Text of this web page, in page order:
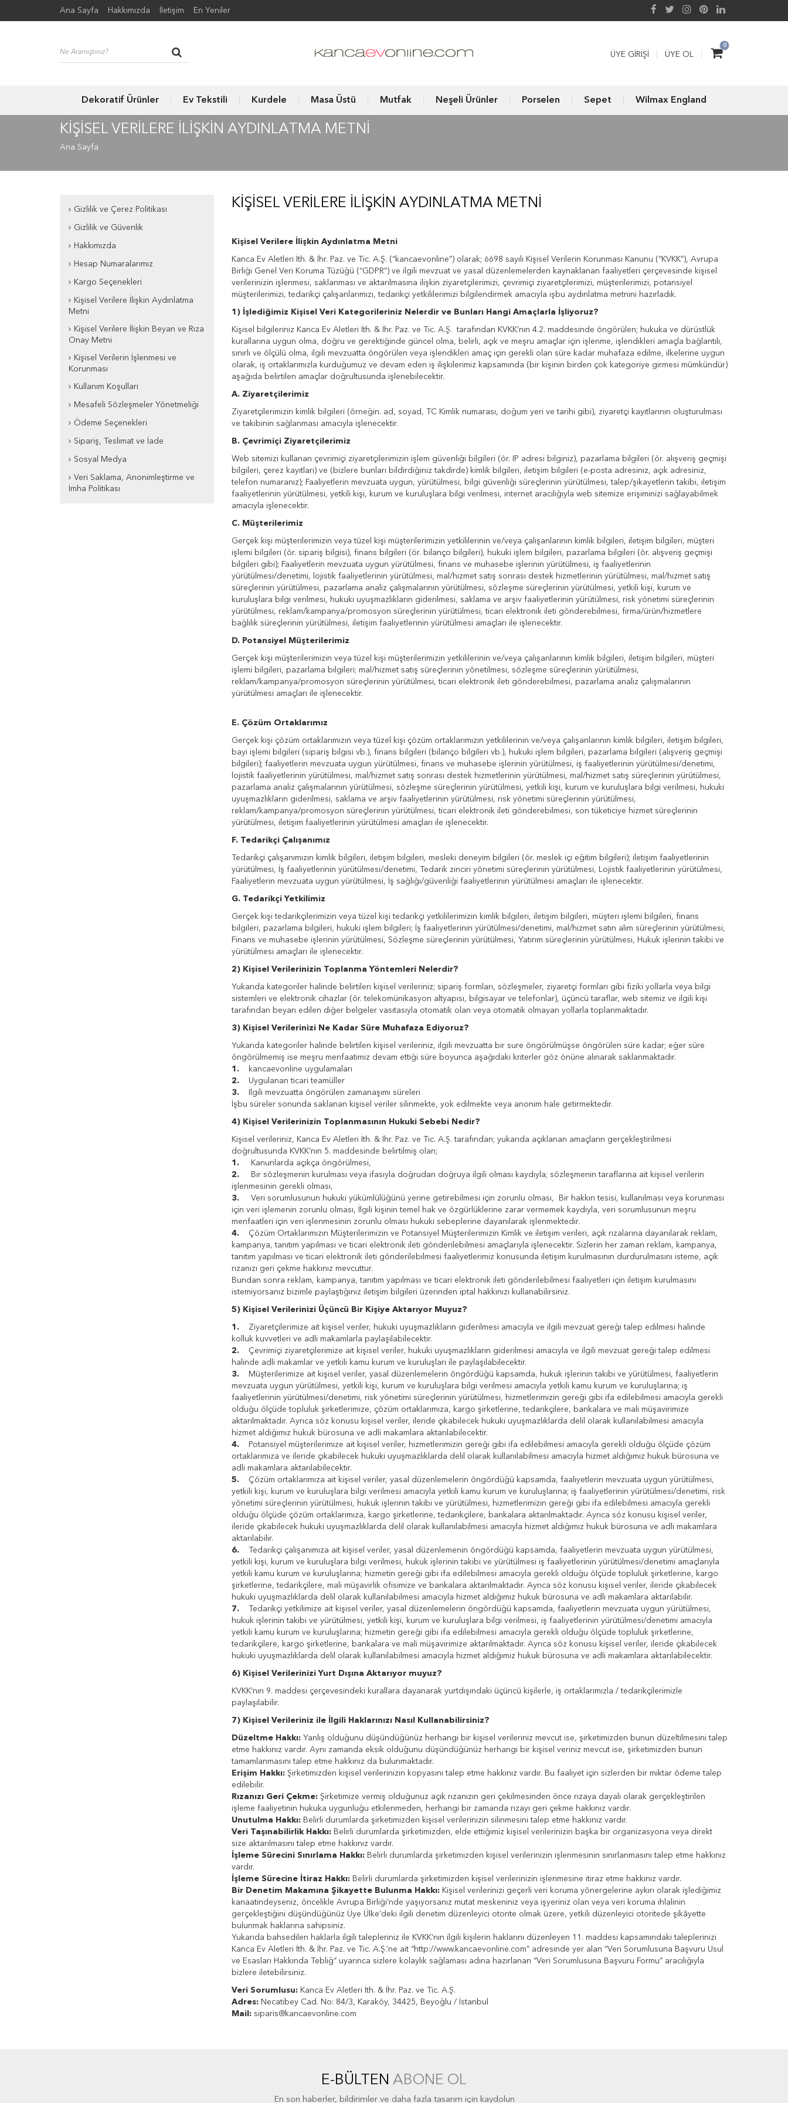
Ana Sayfa Hakkımızda İletişim En Yeniler
0
ÜYE GIRIŞI ÜYE OL
Dekoratif Ürünler Ev Tekstili Kurdele Masa Üstü Mutfak Neşeli Ürünler Porselen Sepet Wilmax England
KIŞISEL VERILERE İLIŞKIN AYDINLATMA METNI
Ana Sayfa
Gizlilik ve Çerez Politikası
Gizlilik ve Güvenlik
Hakkımızda
Hesap Numaralarımız
Kargo Seçenekleri
Kişisel Verilere İlişkin Aydınlatma
Metni
Kişisel Verilere İlişkin Beyan ve Rıza
Onay Metni
Kişisel Verilerin İşlenmesi ve
Korunması
Kullanım Koşulları
Mesafeli Sözleşmeler Yönetmeliği
Ödeme Seçenekleri
Sipariş, Teslimat ve İade
Sosyal Medya
Veri Saklama, Anonimleştirme ve
İmha Politikası
KIŞISEL VERILERE İLIŞKIN AYDINLATMA METNI
Kişisel Verilere İlişkin Aydınlatma Metni
Kanca Ev Aletleri İth. & İhr. Paz. ve Tic. A.Ş. (“kancaevonline”) olarak; 6698 sayılı Kişisel Verilerin Korunması Kanunu (“KVKK”), Avrupa
Birliği Genel Veri Koruma Tüzüğü (“GDPR”) ve ilgili mevzuat ve yasal düzenlemelerden kaynaklanan faaliyetleri çerçevesinde kişisel
verilerinizin işlenmesi, saklanması ve aktarılmasına ilişkin ziyaretçilerimizi, çevrimiçi ziyaretçilerimizi, müşterilerimizi, potansiyel
müşterilerimizi, tedarikçi çalışanlarımızı, tedarikçi yetkililerimizi bilgilendirmek amacıyla işbu aydınlatma metnini hazırladık.
1) İşlediğimiz Kişisel Veri Kategorileriniz Nelerdir ve Bunları Hangi Amaçlarla İşliyoruz?
Kişisel bilgileriniz Kanca Ev Aletleri İth. & İhr. Paz. ve Tic. A.Ş. tarafından KVKK’nın 4.2. maddesinde öngörülen; hukuka ve dürüstlük
kurallarına uygun olma, doğru ve gerektiğinde güncel olma, belirli, açık ve meşru amaçlar için işlenme, işlendikleri amaçla bağlantılı,
sınırlı ve ölçülü olma, ilgili mevzuatta öngörülen veya işlendikleri amaç için gerekli olan süre kadar muhafaza edilme, ilkelerine uygun
olarak, iş ortaklarımızla kurduğumuz ve devam eden iş ilişkilerimiz kapsamında (bir kişinin birden çok kategoriye girmesi mümkündür)
aşağıda belirtilen amaçlar doğrultusunda işlenebilecektir.
A. Ziyaretçilerimiz
Ziyaretçilerimizin kimlik bilgileri (örneğin. ad, soyad, TC Kimlik numarası, doğum yeri ve tarihi gibi), ziyaretçi kayıtlarının oluşturulması
ve takibinin sağlanması amacıyla işlenecektir.
B. Çevrimiçi Ziyaretçilerimiz
Web sitemizi kullanan çevrimiçi ziyaretçilerimizin işlem güvenliği bilgileri (ör. IP adresi bilginiz), pazarlama bilgileri (ör. alışveriş geçmişi
bilgileri, çerez kayıtları) ve (bizlere bunları bildirdiğiniz takdirde) kimlik bilgileri, iletişim bilgileri (e-posta adresiniz, açık adresiniz,
telefon numaranız); Faaliyetlerin mevzuata uygun, yürütülmesi, bilgi güvenliği süreçlerinin yürütülmesi, talep/şikayetlerin takibi, iletişim
faaliyetlerinin yürütülmesi, yetkili kişi, kurum ve kuruluşlara bilgi verilmesi, internet aracılığıyla web sitemize erişiminizi sağlayabilmek
amacıyla işlenecektir.
C. Müşterilerimiz
Gerçek kişi müşterilerimizin veya tüzel kişi müşterilerimizin yetkililerinin ve/veya çalışanlarının kimlik bilgileri, iletişim bilgileri, müşteri
işlemi bilgileri (ör. sipariş bilgisi), finans bilgileri (ör. bilanço bilgileri), hukuki işlem bilgileri, pazarlama bilgileri (ör. alışveriş geçmişi
bilgileri gibi); Faaliyetlerin mevzuata uygun yürütülmesi, finans ve muhasebe işlerinin yürütülmesi, iş faaliyetlerinin
yürütülmesi/denetimi, lojistik faaliyetlerinin yürütülmesi, mal/hizmet satış sonrası destek hizmetlerinin yürütülmesi, mal/hizmet satış
süreçlerinin yürütülmesi, pazarlama analiz çalışmalarının yürütülmesi, sözleşme süreçlerinin yürütülmesi, yetkili kişi, kurum ve
kuruluşlara bilgi verilmesi, hukuki uyuşmazlıkların giderilmesi, saklama ve arşiv faaliyetlerinin yürütülmesi, risk yönetimi süreçlerinin
yürütülmesi, reklam/kampanya/promosyon süreçlerinin yürütülmesi, ticari elektronik ileti gönderebilmesi, firma/ürün/hizmetlere
bağlılık süreçlerinin yürütülmesi, iletişim faaliyetlerinin yürütülmesi amaçları ile işlenecektir.
D. Potansiyel Müşterilerimiz
Gerçek kişi müşterilerimizin veya tüzel kişi müşterilerimizin yetkililerinin ve/veya çalışanlarının kimlik bilgileri, iletişim bilgileri, müşteri
işlemi bilgileri, pazarlama bilgileri; mal/hizmet satış süreçlerinin yönetilmesi, sözleşme süreçlerinin yürütülmesi,
reklam/kampanya/promosyon süreçlerinin yürütülmesi, ticari elektronik ileti gönderebilmesi, pazarlama analiz çalışmalarının
yürütülmesi amaçları ile işlenecektir.
E. Çözüm Ortaklarımız
Gerçek kişi çözüm ortaklarımızın veya tüzel kişi çözüm ortaklarımızın yetkililerinin ve/veya çalışanlarının kimlik bilgileri, iletişim bilgileri,
bayi işlemi bilgileri (sipariş bilgisi vb.), finans bilgileri (bilanço bilgileri vb.), hukuki işlem bilgileri, pazarlama bilgileri (alışveriş geçmişi
bilgileri); faaliyetlerin mevzuata uygun yürütülmesi, finans ve muhasebe işlerinin yürütülmesi, iş faaliyetlerinin yürütülmesi/denetimi,
lojistik faaliyetlerinin yürütülmesi, mal/hizmet satış sonrası destek hizmetlerinin yürütülmesi, mal/hizmet satış süreçlerinin yürütülmesi,
pazarlama analiz çalışmalarının yürütülmesi, sözleşme süreçlerinin yürütülmesi, yetkili kişi, kurum ve kuruluşlara bilgi verilmesi, hukuki
uyuşmazlıkların giderilmesi, saklama ve arşiv faaliyetlerinin yürütülmesi, risk yönetimi süreçlerinin yürütülmesi,
reklam/kampanya/promosyon süreçlerinin yürütülmesi, ticari elektronik ileti gönderebilmesi, son tüketiciye hizmet süreçlerinin
yürütülmesi, iletişim faaliyetlerinin yürütülmesi amaçları ile işlenecektir.
F. Tedarikçi Çalışanımız
Tedarikçi çalışanımızın kimlik bilgileri, iletişim bilgileri, mesleki deneyim bilgileri (ör. meslek içi eğitim bilgileri); iletişim faaliyetlerinin
yürütülmesi, İş faaliyetlerinin yürütülmesi/denetimi, Tedarik zinciri yönetimi süreçlerinin yürütülmesi, Lojistik faaliyetlerinin yürütülmesi,
Faaliyetlerin mevzuata uygun yürütülmesi, İş sağlığı/güvenliği faaliyetlerinin yürütülmesi amaçları ile işlenecektir.
G. Tedarikçi Yetkilimiz
Gerçek kişi tedarikçilerimizin veya tüzel kişi tedarikçi yetkililerimizin kimlik bilgileri, iletişim bilgileri, müşteri işlemi bilgileri, finans
bilgileri, pazarlama bilgileri, hukuki işlem bilgileri; İş faaliyetlerinin yürütülmesi/denetimi, mal/hizmet satın alım süreçlerinin yürütülmesi,
Finans ve muhasebe işlerinin yürütülmesi, Sözleşme süreçlerinin yürütülmesi, Yatırım süreçlerinin yürütülmesi, Hukuk işlerinin takibi ve
yürütülmesi amaçları ile işlenecektir.
2) Kişisel Verilerinizin Toplanma Yöntemleri Nelerdir?
Yukarıda kategoriler halinde belirtilen kişisel verileriniz; sipariş formları, sözleşmeler, ziyaretçi formları gibi fiziki yollarla veya bilgi
sistemleri ve elektronik cihazlar (ör. telekomünikasyon altyapısı, bilgisayar ve telefonlar), üçüncü taraflar, web sitemiz ve ilgili kişi
tarafından beyan edilen diğer belgeler vasıtasıyla otomatik olan veya otomatik olmayan yollarla toplanmaktadır.
3) Kişisel Verilerinizi Ne Kadar Süre Muhafaza Ediyoruz?
Yukarıda kategoriler halinde belirtilen kişisel verileriniz, ilgili mevzuatta bir sure öngörülmüşse öngörülen süre kadar; eğer süre
öngörülmemiş ise meşru menfaatimiz devam ettiği süre boyunca aşağıdaki kriterler göz önüne alınarak saklanmaktadır.
1.kancaevonline uygulamaları
2.
Uygulanan ticari teamüller
3.
İlgili mevzuatta öngörülen zamanaşımı süreleri
İşbu süreler sonunda saklanan kişisel veriler silinmekte, yok edilmekte veya anonim hale getirmektedir.
4) Kişisel Verilerinizin Toplanmasının Hukuki Sebebi Nedir?
Kişisel verileriniz, Kanca Ev Aletleri İth. & İhr. Paz. ve Tic. A.Ş. tarafından; yukarıda açıklanan amaçların gerçekleştirilmesi
doğrultusunda KVKK’nın 5. maddesinde belirtilmiş olan;
1.Kanunlarda açıkça öngörülmesi,
2.Bir sözleşmenin kurulması veya ifasıyla doğrudan doğruya ilgili olması kaydıyla; sözleşmenin taraflarına ait kişisel verilerin
işlenmesinin gerekli olması,
3.Veri sorumlusunun hukuki yükümlülüğünü yerine getirebilmesi için zorunlu olması, Bir hakkın tesisi, kullanılması veya korunması
için veri işlemenin zorunlu olması, İlgili kişinin temel hak ve özgürlüklerine zarar vermemek kaydıyla, veri sorumlusunun meşru
menfaatleri için veri işlenmesinin zorunlu olması hukuki sebeplerine dayanılarak işlenmektedir.
4.Çözüm Ortaklarımızın Müşterilerimizin ve Potansiyel Müşterilerimizin Kimlik ve iletişim verileri, açık rızalarına dayanılarak reklam,
kampanya, tanıtım yapılması ve ticari elektronik ileti gönderilebilmesi amaçlarıyla işlenecektir. Sizlerin her zaman reklam, kampanya,
tanıtım yapılması ve ticari elektronik ileti gönderilebilmesi faaliyetlerimiz konusunda iletişim kurulmasının durdurulmasını isteme, açık
rızanızı geri çekme hakkınız mevcuttur.
Bundan sonra reklam, kampanya, tanıtım yapılması ve ticari elektronik ileti gönderilebilmesi faaliyetleri için iletişim kurulmasını
istemiyorsanız bizimle paylaştığınız iletişim bilgileri üzerinden iptal hakkınızı kullanabilirsiniz.
5) Kişisel Verilerinizi Üçüncü Bir Kişiye Aktarıyor Muyuz?
1.Ziyaretçilerimize ait kişisel veriler, hukuki uyuşmazlıkların giderilmesi amacıyla ve ilgili mevzuat gereği talep edilmesi halinde
kolluk kuvvetleri ve adli makamlarla paylaşılabilecektir.
2.Çevrimiçi ziyaretçilerimize ait kişisel veriler, hukuki uyuşmazlıkların giderilmesi amacıyla ve ilgili mevzuat gereği talep edilmesi
halinde adli makamlar ve yetkili kamu kurum ve kuruluşları ile paylaşılabilecektir.
3.Müşterilerimize ait kişisel veriler, yasal düzenlemelerin öngördüğü kapsamda, hukuk işlerinin takibi ve yürütülmesi, faaliyetlerin
mevzuata uygun yürütülmesi, yetkili kişi, kurum ve kuruluşlara bilgi verilmesi amacıyla yetkili kamu kurum ve kuruluşlarına; iş
faaliyetlerinin yürütülmesi/denetimi, risk yönetimi süreçlerinin yürütülmesi, hizmetlerimizin gereği gibi ifa edilebilmesi amacıyla gerekli
olduğu ölçüde topluluk şirketlerimize, çözüm ortaklarımıza, kargo şirketlerine, tedarikçilere, bankalara ve mali müşavirimize
aktarılmaktadır. Ayrıca söz konusu kişisel veriler, ileride çıkabilecek hukuki uyuşmazlıklarda delil olarak kullanılabilmesi amacıyla
hizmet aldığımız hukuk bürosuna ve adli makamlara aktarılabilecektir.
4.Potansiyel müşterilerimize ait kişisel veriler, hizmetlerimizin gereği gibi ifa edilebilmesi amacıyla gerekli olduğu ölçüde çözüm
ortaklarımıza ve ileride çıkabilecek hukuki uyuşmazlıklarda delil olarak kullanılabilmesi amacıyla hizmet aldığımız hukuk bürosuna ve
adli makamlara aktarılabilecektir.
5.Çözüm ortaklarımıza ait kişisel veriler, yasal düzenlemelerin öngördüğü kapsamda, faaliyetlerin mevzuata uygun yürütülmesi,
yetkili kişi, kurum ve kuruluşlara bilgi verilmesi amacıyla yetkili kamu kurum ve kuruluşlarına; iş faaliyetlerinin yürütülmesi/denetimi, risk
yönetimi süreçlerinin yürütülmesi, hukuk işlerinin takibi ve yürütülmesi, hizmetlerimizin gereği gibi ifa edilebilmesi amacıyla gerekli
olduğu ölçüde çözüm ortaklarımıza, kargo şirketlerine, tedarikçilere, bankalara aktarılmaktadır. Ayrıca söz konusu kişisel veriler,
ileride çıkabilecek hukuki uyuşmazlıklarda delil olarak kullanılabilmesi amacıyla hizmet aldığımız hukuk bürosuna ve adli makamlara
aktarılabilir.
6.
Tedarikçi çalışanımıza ait kişisel veriler, yasal düzenlemenin öngördüğü kapsamda, faaliyetlerin mevzuata uygun yürütülmesi,
yetkili kişi, kurum ve kuruluşlara bilgi verilmesi, hukuk işlerinin takibi ve yürütülmesi iş faaliyetlerinin yürütülmesi/denetimi amaçlarıyla
yetkili kamu kurum ve kuruluşlarına; hizmetin gereği gibi ifa edilebilmesi amacıyla gerekli olduğu ölçüde topluluk şirketlerine, kargo
şirketlerine, tedarikçilere, mali müşavirlik ofisimize ve bankalara aktarılmaktadır. Ayrıca söz konusu kişisel veriler, ileride çıkabilecek
hukuki uyuşmazlıklarda delil olarak kullanılabilmesi amacıyla hizmet aldığımız hukuk bürosuna ve adli makamlara aktarılabilir.
7.Tedarikçi yetkilimize ait kişisel veriler, yasal düzenlemelerin öngördüğü kapsamda, faaliyetlerin mevzuata uygun yürütülmesi,
hukuk işlerinin takibi ve yürütülmesi, yetkili kişi, kurum ve kuruluşlara bilgi verilmesi, iş faaliyetlerinin yürütülmesi/denetimi amacıyla
yetkili kamu kurum ve kuruluşlarına; hizmetin gereği gibi ifa edilebilmesi amacıyla gerekli olduğu ölçüde topluluk şirketlerine,
tedarikçilere, kargo şirketlerine, bankalara ve mali müşavirimize aktarılmaktadır. Ayrıca söz konusu kişisel veriler, ileride çıkabilecek
hukuki uyuşmazlıklarda delil olarak kullanılabilmesi amacıyla hizmet aldığımız hukuk bürosuna ve adli makamlara aktarılabilecektir.
6) Kişisel Verilerinizi Yurt Dışına Aktarıyor muyuz?
KVKK’nın 9. maddesi çerçevesindeki kurallara dayanarak yurtdışındaki üçüncü kişilerle, iş ortaklarımızla / tedarikçilerimizle
paylaşılabilir.
7) Kişisel Verileriniz ile İlgili Haklarınızı Nasıl Kullanabilirsiniz?
Düzeltme Hakkı:Yanlış olduğunu düşündüğünüz herhangi bir kişisel verileriniz mevcut ise, şirketimizden bunun düzeltilmesini talep
etme hakkınız vardır. Aynı zamanda eksik olduğunu düşündüğünüz herhangi bir kişisel veriniz mevcut ise, şirketimizden bunun
tamamlanmasını talep etme hakkınız da bulunmaktadır.
Erişim Hakkı:Şirketimizden kişisel verilerinizin kopyasını talep etme hakkınız vardır. Bu faaliyet için sizlerden bir miktar ödeme talep
edilebilir.
Rızanızı Geri Çekme:Şirketimize vermiş olduğunuz açık rızanızın geri çekilmesinden önce rızaya dayalı olarak gerçekleştirilen
işleme faaliyetinin hukuka uygunluğu etkilenmeden, herhangi bir zamanda rızayı geri çekme hakkınız vardır.
Unutulma Hakkı:Belirli durumlarda şirketimizden kişisel verilerinizin silinmesini talep etme hakkınız vardır.
Veri Taşınabilirlik Hakkı:Belirli durumlarda şirketimizden, elde ettiğimiz kişisel verilerinizin başka bir organizasyona veya direkt
size aktarılmasını talep etme hakkınız vardır.
İşleme Sürecini Sınırlama Hakkı:Belirli durumlarda şirketimizden kişisel verilerinizin işlenmesinin sınırlanmasını talep etme hakkınız
vardır.
İşleme Sürecine İtiraz Hakkı:Belirli durumlarda şirketimizden kişisel verilerinizin işlenmesine itiraz etme hakkınız vardır.
Bir Denetim Makamına Şikayette Bulunma Hakkı:Kişisel verilerinizi geçerli veri koruma yönergelerine aykırı olarak işlediğimiz
kanaatindeyseniz, öncelikle Avrupa Birliği’nde yaşıyorsanız mutat meskeniniz veya işyeriniz olan veya veri koruma ihlalinin
gerçekleştiğini düşündüğünüz Üye Ülke’deki ilgili denetim düzenleyici otorite olmak üzere, yetkili düzenleyici otoritede şikâyette
bulunmak haklarına sahipsiniz.
Yukarıda bahsedilen haklarla ilgili talepleriniz ile KVKK’nın ilgili kişilerin haklarını düzenleyen 11. maddesi kapsamındaki taleplerinizi
Kanca Ev Aletleri İth. & İhr. Paz. ve Tic. A.Ş.’ne ait “http://www.kancaevonline.com” adresinde yer alan “Veri Sorumlusuna Başvuru Usul
ve Esasları Hakkında Tebliğ” uyarınca sizlere kolaylık sağlaması adına hazırlanan “Veri Sorumlusuna Başvuru Formu” aracılığıyla
bizlere iletebilirsiniz.
Veri Sorumlusu:Kanca Ev Aletleri İth. & İhr. Paz. ve Tic. A.Ş.
Adres:Necatibey Cad. No: 84/3, Karaköy, 34425, Beyoğlu / İstanbul
Mail: siparis@kancaevonline.com
E-BÜLTEN ABONE OL
En son haberler, bildirimler ve daha fazla tasarım için kaydolun